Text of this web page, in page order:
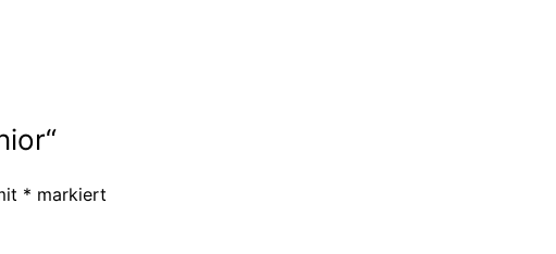
* markiert